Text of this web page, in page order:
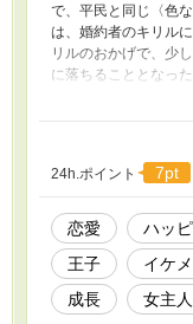
で、平民と同じ〈色
は、婚約者のキリル
リルのおかげで、少
に落ちることとなっ
である黒色神様に嫁
すために黒色神のふ
愛しいアルディア」
公×そんな彼女を溺愛
24h.ポイント 7pt
恋愛 ハッ
王子
イケ
成長
女主